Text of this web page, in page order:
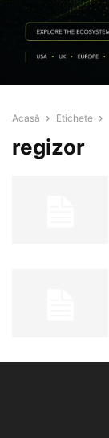
Acasă Etichete
regizor